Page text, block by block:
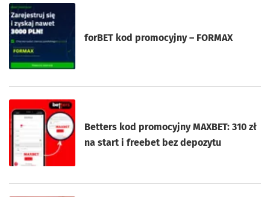
forBET kod promocyjny – FORMAX
Betters kod promocyjny MAXBET: 310 zł
na start i freebet bez depozytu